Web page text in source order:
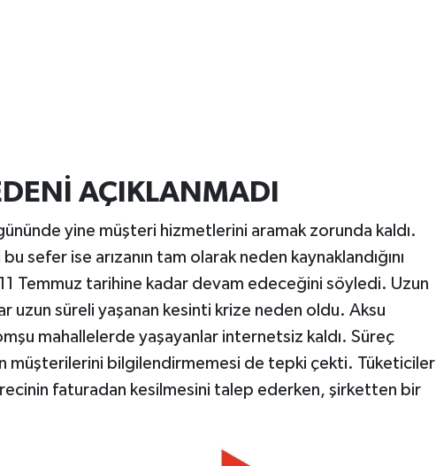
AÇIKLANMADI
gününde yine müşteri hizmetlerini aramak zorunda kaldı.
sefer ise arızanın tam olarak neden kaynaklandığını
Temmuz tarihine kadar devam edeceğini söyledi. Uzun
uzun süreli yaşanan kesinti krize neden oldu. Aksu
mahallelerde yaşayanlar internetsiz kaldı. Süreç
müşterilerini bilgilendirmemesi de tepki çekti. Tüketiciler
faturadan kesilmesini talep ederken, şirketten bir